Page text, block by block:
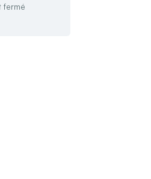
fermé